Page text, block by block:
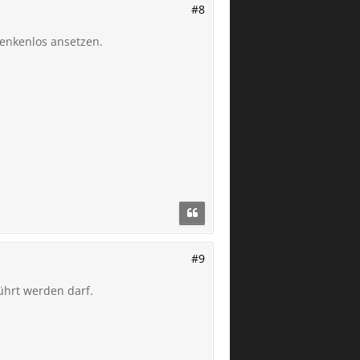
#8
ansetzen.
#9
werden darf.